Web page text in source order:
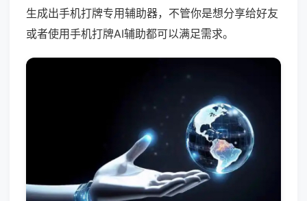
生成出手机打牌专用辅助器，不管你是想分享给好友
或者使用手机打牌AI辅助都可以满足需求。